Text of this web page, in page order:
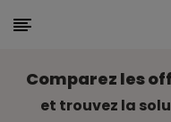
Comparez les
et trouvez la